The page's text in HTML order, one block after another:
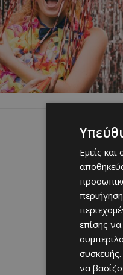
Εμείς
επίσης
να